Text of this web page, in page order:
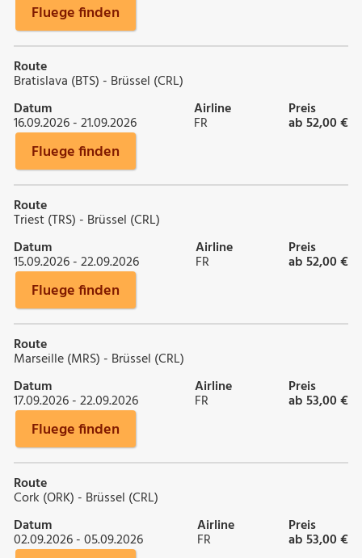
Fluege finden
Route
Bratislava (BTS) - Brüssel (CRL)
Datum
16.09.2026 - 21.09.2026
Airline
FR
Preis
ab 52,00 €
Fluege finden
Route
Triest (TRS) - Brüssel (CRL)
Datum
15.09.2026 - 22.09.2026
Airline
FR
Preis
ab 52,00 €
Fluege finden
Route
Marseille (MRS) - Brüssel (CRL)
Datum
17.09.2026 - 22.09.2026
Airline
FR
Preis
ab 53,00 €
Fluege finden
Route
Cork (ORK) - Brüssel (CRL)
Datum
02.09.2026 - 05.09.2026
Airline
FR
Preis
ab 53,00 €